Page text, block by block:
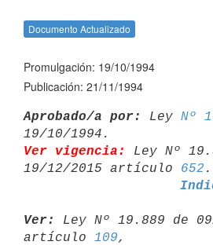
Documento Actualizado
Promulgación: 19/10/1994
Publicación: 21/11/1994
Aprobado/a por: Ley Nº
Ver vigencia:
Ley Nº
19/12/2015 artículo 652
Ver:
Ley Nº 19.889 de
artículo 109,